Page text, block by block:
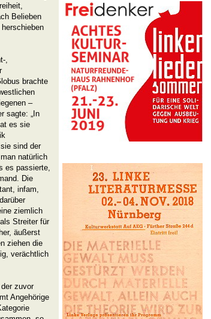
Belieben
,
brachte
–
sagte: „In
es sie
sind der
natürlich
es passierte,
Die
infam,
ziemlich
Streiter für
äußerst
ziehen die
verächtlich
zuvor
Angehörige